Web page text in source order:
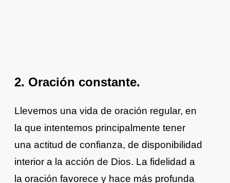
2. Oración constante.
Llevemos una vida de oración regular, en
la que intentemos principalmente tener
una actitud de confianza, de disponibilidad
interior a la acción de Dios. La fidelidad a
la oración favorece y hace más profunda